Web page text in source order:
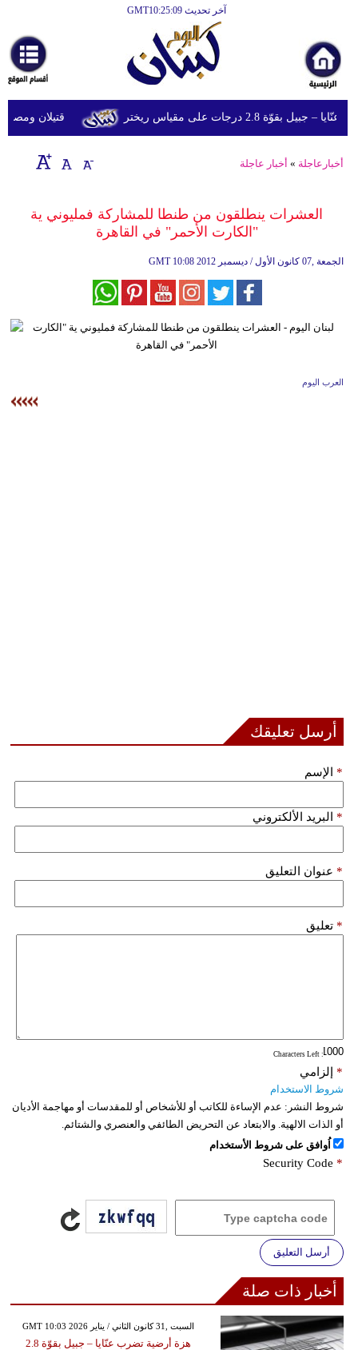
آخر تحديث GMT10:25:09
أخبارعاجلة
رياضة
ثقافة
إقتصاد
وموسيقى
ديكور
قتيلان ومصابون جراء 14 غارة إسرائيلية على 2.8 درجات على مقياس ريختر
أخبارعاجلة » أخبار عاجلة
العشرات ينطلقون من طنطا للمشاركة فمليوني ية
"الكارت الأحمر" في القاهرة
GMT 10:08 2012 الجمعة ,07 كانون الأول / ديسمبر
العرب اليوم
أرسل تعليقك
الإسم *
البريد الألكتروني *
عنوان التعليق *
تعليق *
: Characters Left
إلزامي *
شروط الاستخدام
شروط النشر: عدم الإساءة للكاتب أو للأشخاص أو للمقدسات أو مهاجمة الأديان
أو الذات الالهية. والابتعاد عن التحريض الطائفي والعنصري والشتائم.
اُوافق على شروط الأستخدام
Security Code *
أرسل التعليق
أخبار ذات صلة
GMT 10:03 2026 السبت ,31 كانون الثاني / يناير
هزة أرضية تضرب عنّايا – جبيل بقوّة 2.8